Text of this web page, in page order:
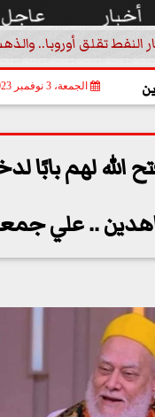
أخبار عاجل
تقلق أوروبا..
الجمعة، 3 نوفمبر 2023
الله لهم بابًا
.. علي